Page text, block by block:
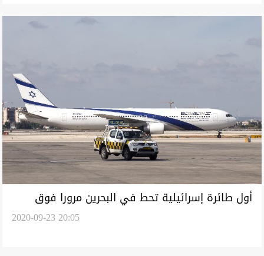
أول طائرة إسرائيلية تحط في البحرين مرورا فوق
2020-09-23 20:05